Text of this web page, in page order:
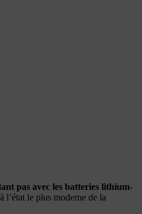
pas avec les batteries lithium-
l’état le plus moderne de la